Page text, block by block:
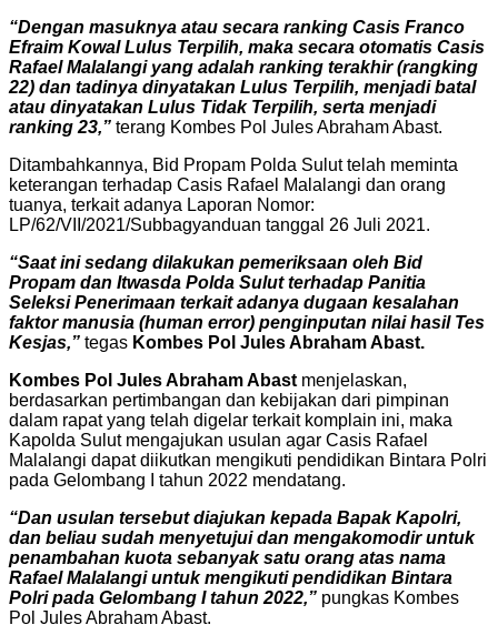
“Dengan masuknya atau secara ranking Casis Franco
Efraim Kowal Lulus Terpilih, maka secara otomatis Casis
Rafael Malalangi yang adalah ranking terakhir (rangking
22) dan tadinya dinyatakan Lulus Terpilih, menjadi batal
atau dinyatakan Lulus Tidak Terpilih, serta menjadi
ranking 23,” terang Kombes Pol Jules Abraham Abast.
Ditambahkannya, Bid Propam Polda Sulut telah meminta
keterangan terhadap Casis Rafael Malalangi dan orang
tuanya, terkait adanya Laporan Nomor:
LP/62/VII/2021/Subbagyanduan tanggal 26 Juli 2021.
“Saat ini sedang dilakukan pemeriksaan oleh Bid
Propam dan Itwasda Polda Sulut terhadap Panitia
Seleksi Penerimaan terkait adanya dugaan kesalahan
faktor manusia (human error) penginputan nilai hasil Tes
Kesjas,” tegas Kombes Pol Jules Abraham Abast.
Kombes Pol Jules Abraham Abast menjelaskan,
berdasarkan pertimbangan dan kebijakan dari pimpinan
dalam rapat yang telah digelar terkait komplain ini, maka
Kapolda Sulut mengajukan usulan agar Casis Rafael
Malalangi dapat diikutkan mengikuti pendidikan Bintara Polri
pada Gelombang I tahun 2022 mendatang.
“Dan usulan tersebut diajukan kepada Bapak Kapolri,
dan beliau sudah menyetujui dan mengakomodir untuk
penambahan kuota sebanyak satu orang atas nama
Rafael Malalangi untuk mengikuti pendidikan Bintara
Polri pada Gelombang I tahun 2022,” pungkas Kombes
Pol Jules Abraham Abast.